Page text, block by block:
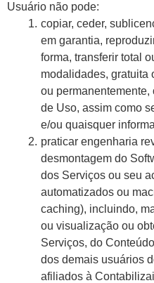
Usuário não pode:
copiar, ceder,
em garantia,
forma, transferir total
modalidades, gratuita
ou permanentemente,
de Uso, assim como
e/ou quaisquer
praticar engenharia
desmontagem do
dos Serviços ou seu
automatizados ou
caching), incluindo,
ou visualização ou
Serviços, do
dos demais usuários
afiliados à